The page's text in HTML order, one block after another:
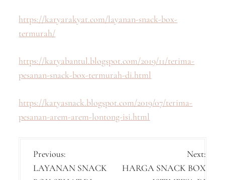
https://karyarakyat.com/layanan-snack-box-
termurah/
https://karyabantul.blogspot.com/2019/11/terima-
pesanan-snack-box-termurah-di.html
https://karyasnack.blogspot.com/2019/07/terima-
pesanan-arem-arem-lontong-isi.html
P
o
Previous:
LAYANAN SNACK
Next:
HARGA SNACK BOX